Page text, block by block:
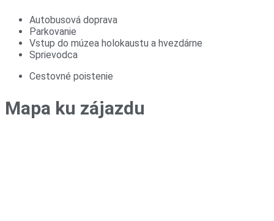
Autobusová doprava
Parkovanie
Vstup do múzea holokaustu a hvezdárne
Sprievodca
Cestovné poistenie
Mapa ku zájazdu